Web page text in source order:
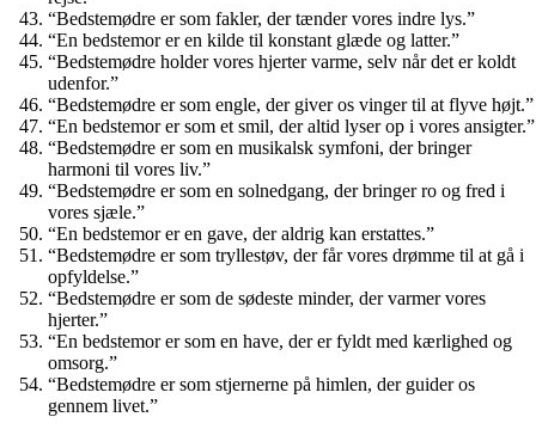
“Bedstemødre er som fakler, der tænder vores indre lys.”
“En bedstemor er en kilde til konstant glæde og latter.”
“Bedstemødre holder vores hjerter varme, selv når det er koldt
udenfor.”
“Bedstemødre er som engle, der giver os vinger til at flyve højt.”
“En bedstemor er som et smil, der altid lyser op i vores ansigter.”
“Bedstemødre er som en musikalsk symfoni, der bringer
harmoni til vores liv.”
“Bedstemødre er som en solnedgang, der bringer ro og fred i
vores sjæle.”
“En bedstemor er en gave, der aldrig kan erstattes.”
“Bedstemødre er som tryllestøv, der får vores drømme til at gå i
opfyldelse.”
“Bedstemødre er som de sødeste minder, der varmer vores
hjerter.”
“En bedstemor er som en have, der er fyldt med kærlighed og
omsorg.”
“Bedstemødre er som stjernerne på himlen, der guider os
gennem livet.”